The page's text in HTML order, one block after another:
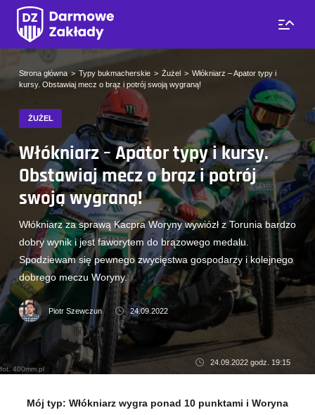
fot. 400mm.pl
Strona główna Typy bukmacherskie Żużel
Włókniarz – Apator typy i
kursy. Obstawiaj mecz o brąz i potrój swoją wygraną!
ŻUŻEL
Włókniarz – Apator typy i kursy.
Obstawiaj mecz o brąz i potrój
swoją wygraną!
Włókniarz za sprawą Kacpra Woryny wywiózł z Torunia bardzo
dobry wynik i jest faworytem do brązowego medalu.
Spodziewam się pewnego zwycięstwa gospodarzy i kolejnego
dobrego meczu Woryny.
Piotr Szewczun 24.09.2022
24.09.2022 godz. 19:15
Mój typ: Włókniarz wygra ponad 10 punktami i Woryna